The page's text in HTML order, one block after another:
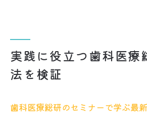
実践に役立つ歯科医療
法を検証
歯科医療総研のセミナーで学ぶ最